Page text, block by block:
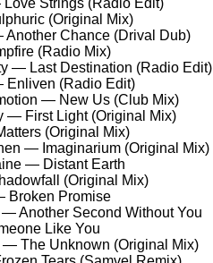
(Original Mix)
Chance (Drival Dub)
(Radio Mix)
— Last Destination (Radio Edit)
Enliven (Radio Edit)
— New Us (Club Mix)
— First Light (Original Mix)
(Original Mix)
— Imaginarium (Original Mix)
— Distant Earth
(Original Mix)
Broken Promise
Another Second Without You
Like You
— The Unknown (Original Mix)